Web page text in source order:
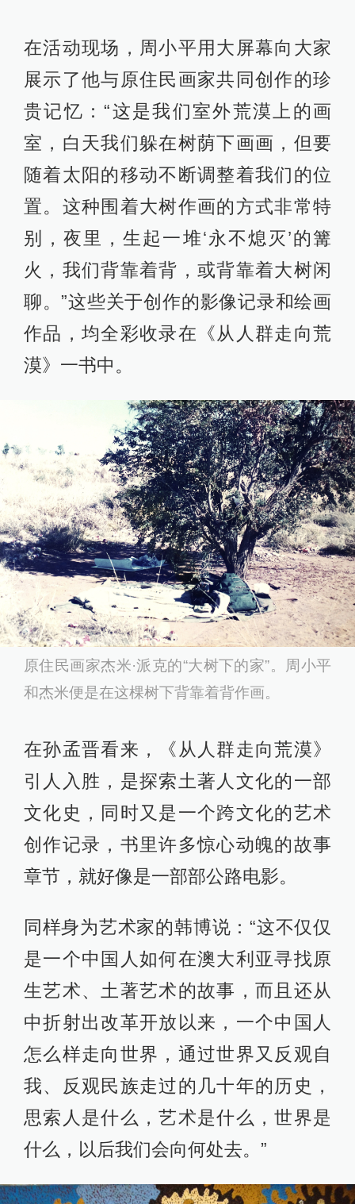
在活动现场，周小平用大屏幕向大家
展示了他与原住民画家共同创作的珍
贵记忆：“这是我们室外荒漠上的画
室，白天我们躲在树荫下画画，但要
随着太阳的移动不断调整着我们的位
置。这种围着大树作画的方式非常特
别，夜里，生起一堆‘永不熄灭’的篝
火，我们背靠着背，或背靠着大树闲
聊。”这些关于创作的影像记录和绘画
作品，均全彩收录在《从人群走向荒
漠》一书中。
原住民画家杰米·派克的“大树下的家”。周小平
和杰米便是在这棵树下背靠着背作画。
在孙孟晋看来，《从人群走向荒漠》
引人入胜，是探索土著人文化的一部
文化史，同时又是一个跨文化的艺术
创作记录，书里许多惊心动魄的故事
章节，就好像是一部部公路电影。
同样身为艺术家的韩博说：“这不仅仅
是一个中国人如何在澳大利亚寻找原
生艺术、土著艺术的故事，而且还从
中折射出改革开放以来，一个中国人
怎么样走向世界，通过世界又反观自
我、反观民族走过的几十年的历史，
思索人是什么，艺术是什么，世界是
什么，以后我们会向何处去。”